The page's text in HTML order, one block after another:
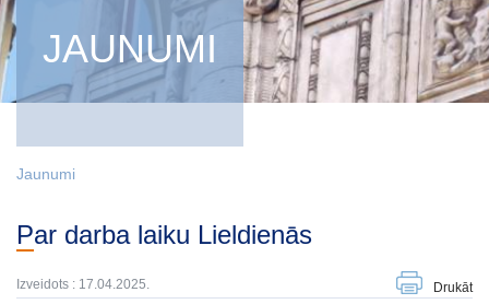
JAUNUMI
Jaunumi
Par darba laiku Lieldienās
Izveidots : 17.04.2025. Drukāt